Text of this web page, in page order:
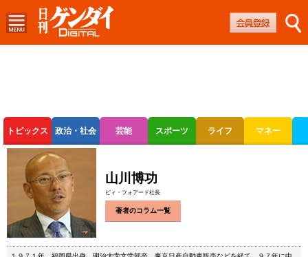
トピックス 政治・社会 芸能 スポーツ ライフ マネー
ボートレース
山川博功
ビィ・フォアード社長
著者のコラム一覧